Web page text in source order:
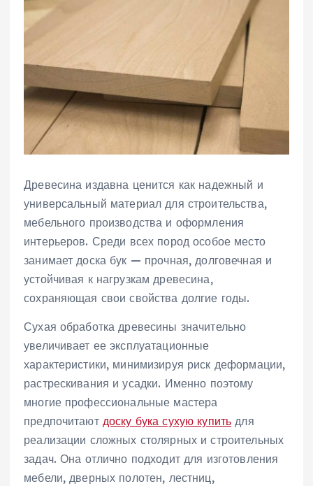
Древесина издавна ценится как надежный и
универсальный материал для строительства,
мебельного производства и оформления
интерьеров. Среди всех пород особое место
занимает доска бук — прочная, долговечная и
устойчивая к нагрузкам древесина,
сохраняющая свои свойства долгие годы.
Сухая обработка древесины значительно
увеличивает ее эксплуатационные
характеристики, минимизируя риск деформации,
растрескивания и усадки. Именно поэтому
многие профессиональные мастера
предпочитают доску бука сухую купить для
реализации сложных столярных и строительных
задач. Она отлично подходит для изготовления
мебели, дверных полотен, лестниц,